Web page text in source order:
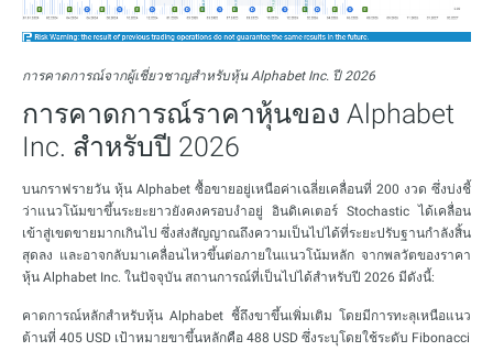
การคาดการณ์จากผู้เชี่ยวชาญสำหรับหุ้น Alphabet Inc. ปี 2026
การคาดการณ์ราคาหุ้นของ Alphabet
Inc. สำหรับปี 2026
บนกราฟรายวัน หุ้น Alphabet ซื้อขายอยู่เหนือค่าเฉลี่ยเคลื่อนที่ 200 งวด ซึ่งบ่งชี้
ว่าแนวโน้มขาขึ้นระยะยาวยังคงครอบงำอยู่ อินดิเคเตอร์ Stochastic ได้เคลื่อน
เข้าสู่เขตขายมากเกินไป ซึ่งส่งสัญญาณถึงความเป็นไปได้ที่ระยะปรับฐานกำลังสิ้น
สุดลง และอาจกลับมาเคลื่อนไหวขึ้นต่อภายในแนวโน้มหลัก จากพลวัตของราคา
หุ้น Alphabet Inc. ในปัจจุบัน สถานการณ์ที่เป็นไปได้สำหรับปี 2026 มีดังนี้:
คาดการณ์หลักสำหรับหุ้น Alphabet ชี้ถึงขาขึ้นเพิ่มเติม โดยมีการทะลุเหนือแนว
ต้านที่ 405 USD เป้าหมายขาขึ้นหลักคือ 488 USD ซึ่งระบุโดยใช้ระดับ Fibonacci